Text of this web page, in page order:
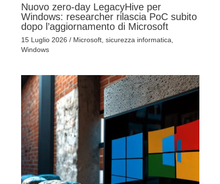
Nuovo zero-day LegacyHive per
Windows: researcher rilascia PoC subito
dopo l’aggiornamento di Microsoft
15 Luglio 2026 / Microsoft, sicurezza informatica
Windows